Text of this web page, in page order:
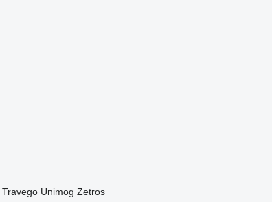
Travego Unimog Zetros